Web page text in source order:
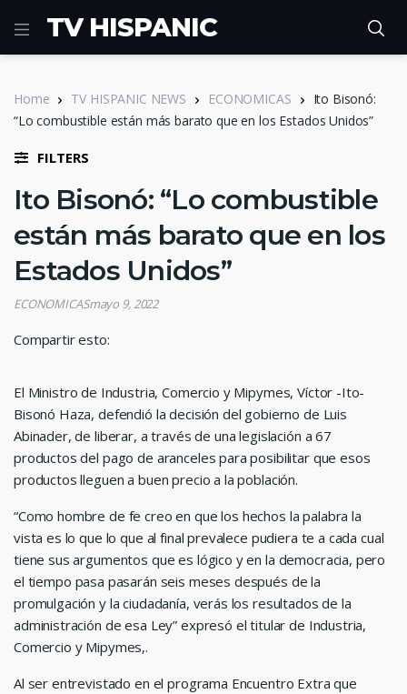
TV HISPANIC
Home TV HISPANIC NEWS ECONOMICAS
Ito Bisonó:
“Lo combustible están más barato que en los Estados Unidos”
FILTERS
Ito Bisonó: “Lo combustible
están más barato que en los
Estados Unidos”
ECONOMICASmayo 9, 2022
Compartir esto:
El Ministro de Industria, Comercio y Mipymes, Víctor -Ito-
Bisonó Haza, defendió la decisión del gobierno de Luis
Abinader, de liberar, a través de una legislación a 67
productos del pago de aranceles para posibilitar que esos
productos lleguen a buen precio a la población.
“Como hombre de fe creo en que los hechos la palabra la
vista es lo que lo que al final prevalece pudiera te a cada cual
tiene sus argumentos que es lógico y en la democracia, pero
el tiempo pasa pasarán seis meses después de la
promulgación y la ciudadanía, verás los resultados de la
administración de esa Ley” expresó el titular de Industria,
Comercio y Mipymes,.
Al ser entrevistado en el programa Encuentro Extra que